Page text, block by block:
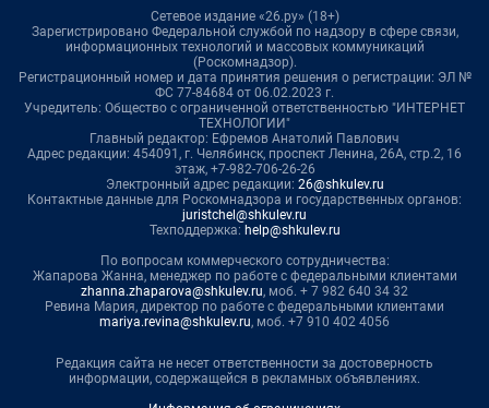
Сетевое издание «26.ру» (18+)
Зарегистрировано Федеральной службой по надзору в сфере связи,
информационных технологий и массовых коммуникаций
(Роскомнадзор).
Регистрационный номер и дата принятия решения о регистрации: ЭЛ №
ФС 77-84684 от 06.02.2023 г.
Учредитель: Общество с ограниченной ответственностью "ИНТЕРНЕТ
ТЕХНОЛОГИИ"
Главный редактор: Ефремов Анатолий Павлович
Адрес редакции: 454091, г. Челябинск, проспект Ленина, 26А, стр.2, 16
этаж, +7-982-706-26-26
Электронный адрес редакции: 26@shkulev.ru
Контактные данные для Роскомнадзора и государственных органов:
juristchel@shkulev.ru
Техподдержка: help@shkulev.ru
По вопросам коммерческого сотрудничества:
Жапарова Жанна, менеджер по работе с федеральными клиентами
zhanna.zhaparova@shkulev.ru, моб. + 7 982 640 34 32
Ревина Мария, директор по работе с федеральными клиентами
mariya.revina@shkulev.ru, моб. +7 910 402 4056
Редакция сайта не несет ответственности за достоверность
информации, содержащейся в рекламных объявлениях.